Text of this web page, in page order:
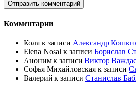
Комментарии
Коля к записи Александр
Elena Nosal к записи Борислав
Аноним к записи Виктор
Софья Михайловская к записи
Валерий к записи Станислав